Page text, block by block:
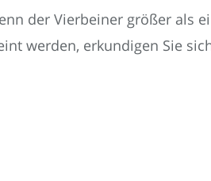
der Vierbeiner größer als
werden, erkundigen Sie